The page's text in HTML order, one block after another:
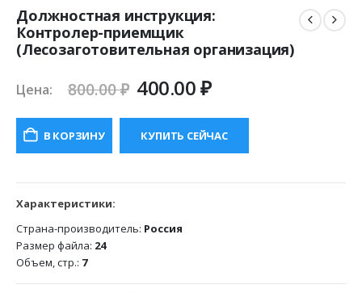
Должностная инструкция:
Контролер-приемщик
(Лесозаготовительная организация)
Цена: 800.00₽ Первоначальная
составляла
800.00 ₽.
400.00₽Текущая
400.00 ₽.
В КОРЗИНУ КУПИТЬ СЕЙЧАС
Характеристики:
Страна-производитель: Россия
Размер файла: 24
Объем, стр.: 7